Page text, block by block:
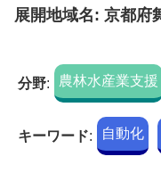
展開地域名: 京都府
分野: 農林水産業支援
キーワード: 自動化